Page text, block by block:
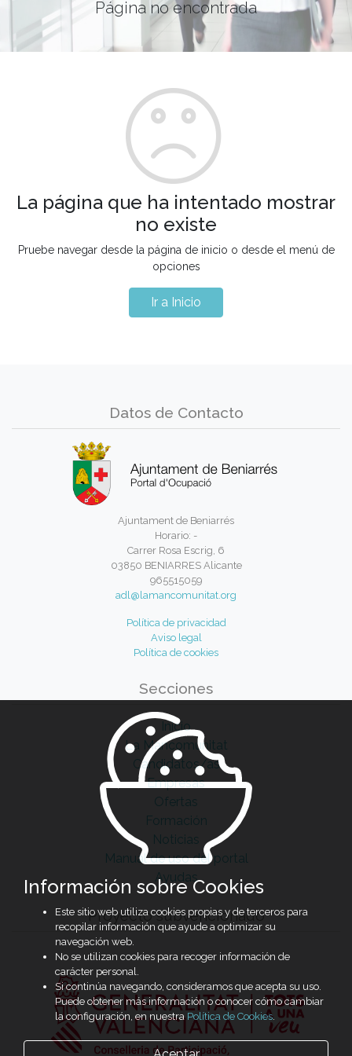
Página no encontrada
La página que ha intentado mostrar
no existe
Pruebe navegar desde la página de inicio o desde el menú de
opciones
Ir a Inicio
Datos de Contacto
Ajuntament de Beniarrés
Horario: -
Carrer Rosa Escrig, 6
03850 BENIARRES Alicante
965515059
adl@lamancomunitat.org
Política de privacidad
Aviso legal
Política de cookies
Secciones
Inicio
La Mancomunitat
Candidatos/as
Empresas
Ofertas
Formación
Noticias
Manual de uso del portal
Ayudas
Proyecto subvencionado
Información sobre Cookies
Este sitio web utiliza cookies propias y de terceros para
recopilar información que ayude a optimizar su
navegación web.
No se utilizan cookies para recoger información de
carácter personal.
Si continúa navegando, consideramos que acepta su uso.
Puede obtener más información o conocer cómo cambiar
la configuración, en nuestra Política de Cookies.